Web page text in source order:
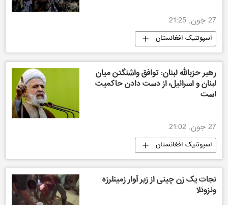
27 جون, 21:25
اسپوتنیک افغانستان
رهبر حزبالله لبنان: توافق واشنگتن میان
لبنان و اسرائیل، از دست دادن حاکمیت
است
27 جون, 21:02
اسپوتنیک افغانستان
نجات یک زن چینی از زیر آوار زمینلرزه
ونزوئلا